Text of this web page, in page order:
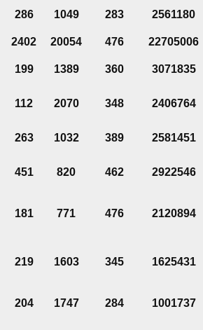
286 1049 283 2561180
2402 20054 476
22705006
199 1389 360 3071835
112 2070 348 2406764
263 1032 389 2581451
451 820 462 2922546
181 771 476 2120894
219 1603 345 1625431
204 1747 284 1001737